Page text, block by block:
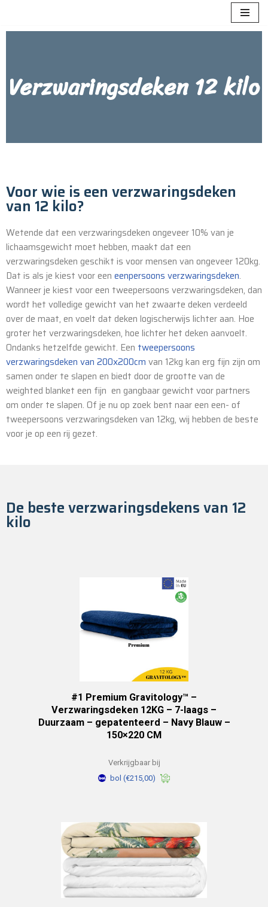
Meteen
Verzwaringsdeken 12 kilo
Voor wie is een verzwaringsdeken
van 12 kilo?
Wetende dat een verzwaringsdeken ongeveer 10% van je
lichaamsgewicht moet hebben, maakt dat een
verzwaringsdeken geschikt is voor mensen van ongeveer 120kg.
Dat is als je kiest voor een eenpersoons verzwaringsdeken.
Wanneer je kiest voor een tweepersoons verzwaringsdeken, dan
wordt het volledige gewicht van het zwaarte deken verdeeld
over de maat, en voelt dat deken logischerwijs lichter aan. Hoe
groter het verzwaringsdeken, hoe lichter het deken aanvoelt.
Ondanks hetzelfde gewicht. Een tweepersoons
verzwaringsdeken van 200x200cm van 12kg kan erg fijn zijn om
samen onder te slapen en biedt door de grootte van de
weighted blanket een fijn en gangbaar gewicht voor partners
om onder te slapen. Of je nu op zoek bent naar een een- of
tweepersoons verzwaringsdeken van 12kg, wij hebben de beste
voor je op een rij gezet.
De beste verzwaringsdekens van 12
kilo
#1 Premium Gravitology™ –
Verzwaringsdeken 12KG – 7-laags –
Duurzaam – gepatenteerd – Navy Blauw –
150×220 CM
Verkrijgbaar bij
bol (€215,00)